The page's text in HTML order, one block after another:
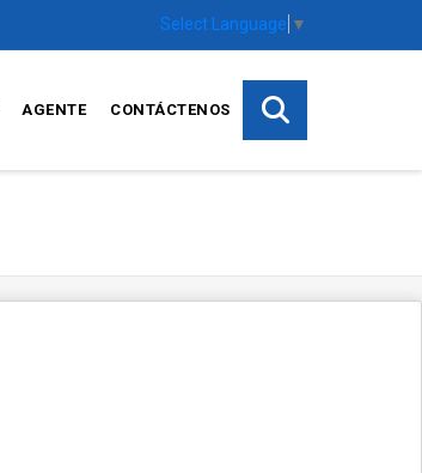
Select Language ▼
AGENTE CONTÁCTENOS